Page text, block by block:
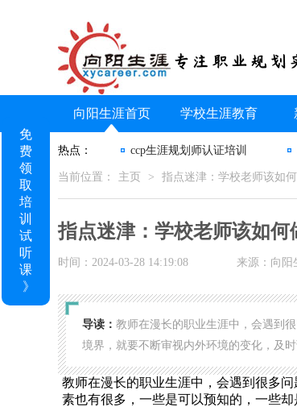
向阳生涯首页 学校生涯教育
热点： ccp生涯规划师认证培训
当前位置： 主页 > 指点迷津：学校老师该如
指点迷津：学校老师该如何
时间：2024-03-28 14:19:08 来源：向阳
导读： 教师在漫长的职业生涯中，会遇到
境界，就要不断审视内外环境的变化，及
教师在漫长的职业生涯中，会遇到很多
素也有很多，一些是可以预知的，一些
免
费
领
取
培
训
试
听
课
》